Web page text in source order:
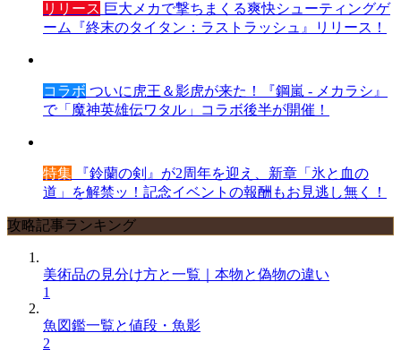
リリース 巨大メカで撃ちまくる爽快シューティングゲ
ーム『終末のタイタン：ラストラッシュ』リリース！
コラボ ついに虎王＆影虎が来た！『鋼嵐 - メカラシ』
で「魔神英雄伝ワタル」コラボ後半が開催！
特集 『鈴蘭の剣』が2周年を迎え、新章「氷と血の
道」を解禁ッ！記念イベントの報酬もお見逃し無く！
攻略記事ランキング
美術品の見分け方と一覧｜本物と偽物の違い
1
魚図鑑一覧と値段・魚影
2